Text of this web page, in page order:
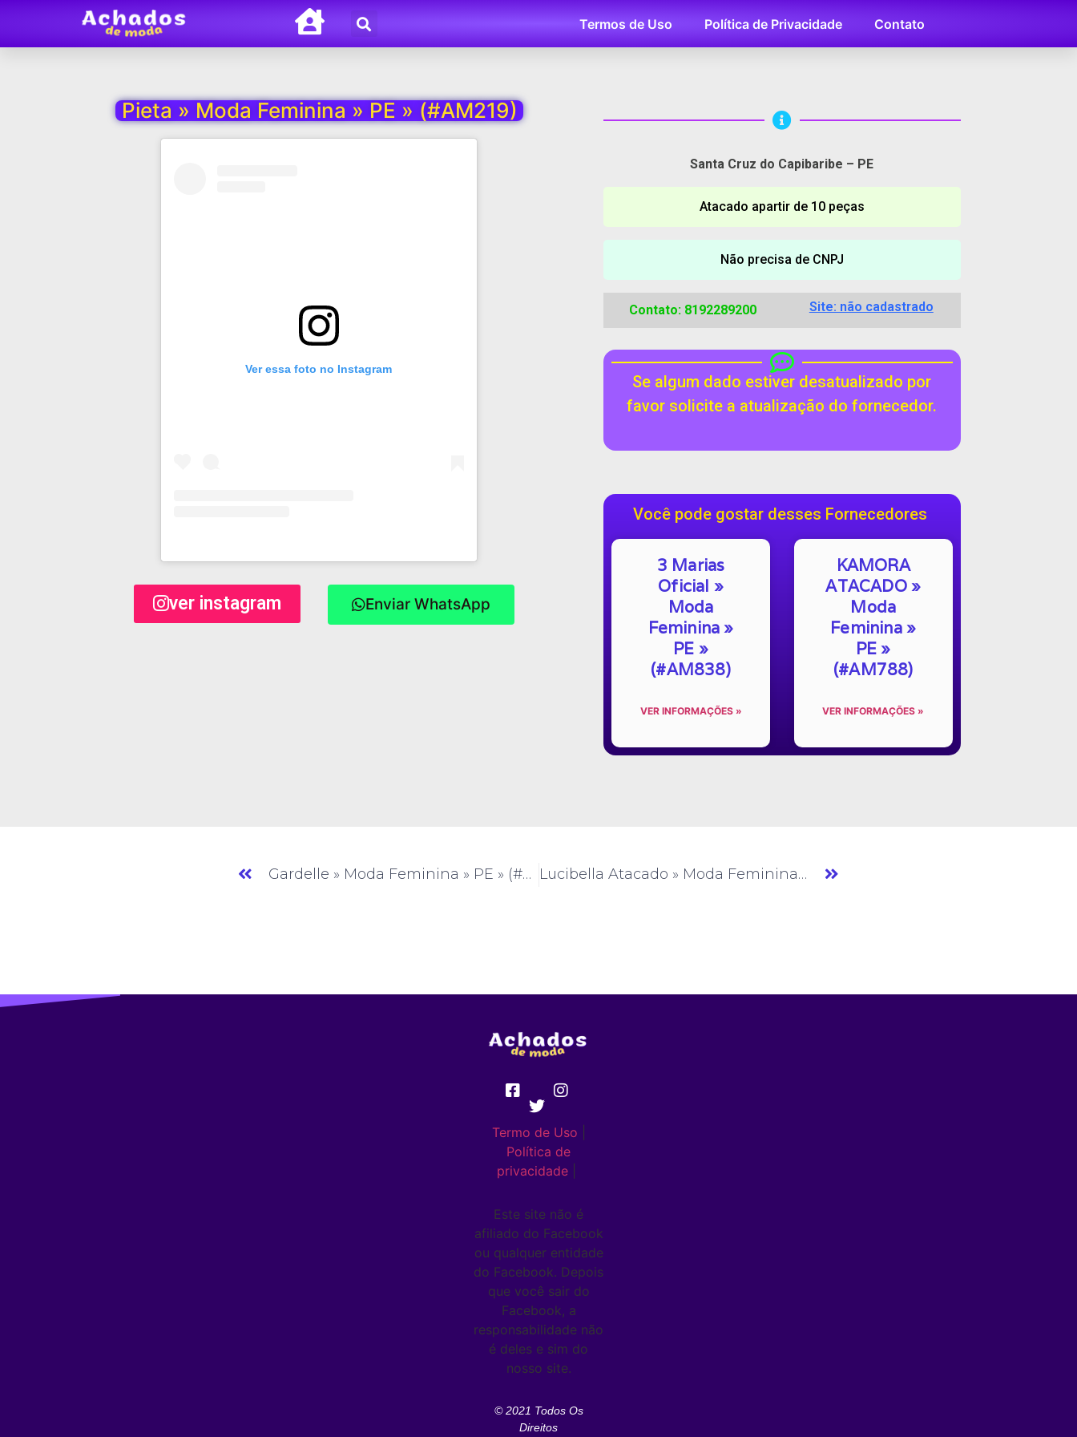
Termos de Uso Política de Privacidade Contato
Pieta » Moda Feminina » PE » (#AM219)
Ver essa foto no Instagram
ver instagram Enviar WhatsApp
Santa Cruz do Capibaribe – PE
Atacado apartir de 10 peças
Não precisa de CNPJ
Contato: 8192289200 Site: não cadastrado
Se algum dado estiver desatualizado por
favor solicite a atualização do fornecedor.
Você pode gostar desses Fornecedores
3 Marias
Oficial »
Moda
Feminina »
PE »
(#AM838)
VER INFORMAÇÕES »
KAMORA
ATACADO »
Moda
Feminina »
PE »
(#AM788)
VER INFORMAÇÕES »
Gardelle » Moda Feminina » PE » (#AM218) Lucibella Atacado » Moda Feminina » PE » (#AM220)
Termo de Uso
Política de
privacidade
Este site não é
afiliado do Facebook
ou qualquer entidade
do Facebook. Depois
que você sair do
Facebook, a
responsabilidade não
é deles e sim do
nosso site.
© 2021 Todos Os
Direitos